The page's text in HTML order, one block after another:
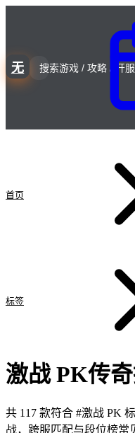
无
首页
标签
激战 PK传
共 117 款符合 #激战 PK
战，跨服匹配与段位榜常